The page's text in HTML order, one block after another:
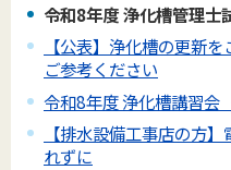
令和8年度 浄化槽管理士
【公表】浄化槽の更新
ご参考ください
令和8年度 浄化槽講習会
【排水設備工事店の方
れずに